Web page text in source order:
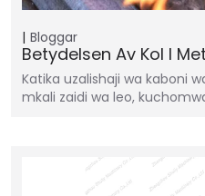
Bloggar
Betydelsen Av Kol I
Katika uzalishaji wa kaboni
mkali zaidi wa leo,